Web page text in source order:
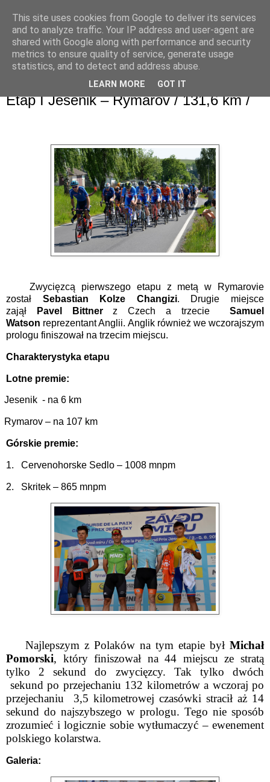
Etap I Jesenik – Rymarov / 131,6 km /
Zwycięzcą pierwszego etapu z metą w Rymarovie
został Sebastian Kolze Changizi. Drugie miejsce
zajął
Pavel Bittnerz Czech a trzecie
Samuel
Watson reprezentant Anglii. Anglik również we wczorajszym
prologu finiszował na trzecim miejscu.
Charakterystyka etapu
Lotne premie:
Jesenik - na 6 km
Rymarov – na 107 km
Górskie premie:
1. Cervenohorske Sedlo – 1008 mnpm
2. Skritek – 865 mnpm
Najlepszym z Polaków na tym etapie był Michał
Pomorski, który finiszował na 44 miejscu ze stratą
tylko 2 sekund do zwycięzcy. Tak tylko dwóch
sekund po przejechaniu 132 kilometrów a wczoraj po
przejechaniu 3,5 kilometrowej czasówki stracił aż 14
sekund do najszybszego w prologu. Tego nie sposób
zrozumieć i logicznie sobie wytłumaczyć – ewenement
polskiego kolarstwa.
Galeria:
This site uses cookies from Google to deliver its services
and to analyze traffic. Your IP address and user-agent are
shared with Google along with performance and security
metrics to ensure quality of service, generate usage
statistics, and to detect and address abuse.
LEARN MORE GOT IT